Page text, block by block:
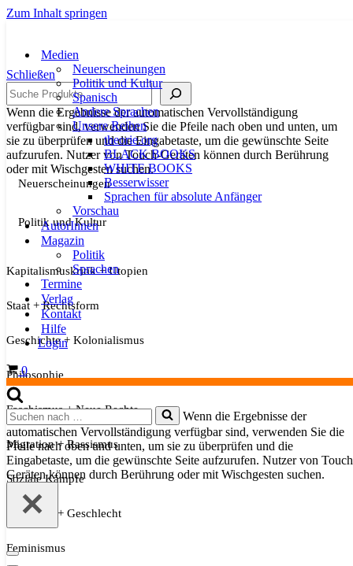
Zum Inhalt springen
Medien
Neuerscheinungen
Politik und Kultur
Spanisch
Andere Sprachen
Unsere Reihen
theorie.org
BLACK BOOKS
WHITE BOOKS
Besserwisser
Sprachen für absolute Anfänger
Vorschau
AutorInnen
Magazin
Politik
Sprachen
Termine
Verlag
Kontakt
Hilfe
Login
Warenkorb
0
Suchen
nach …
Wenn die Ergebnisse der
automatischen Vervollständigung verfügbar sind, verwenden Sie die
Pfeile nach oben und unten, um sie zu überprüfen und die
Eingabetaste, um die gewünschte Seite aufzurufen. Nutzer von
Geräten können durch Berührung oder mit Wischgesten suchen.
Navigationsmenü
Schließen
Suche
Wenn die Ergebnisse der automatischen Vervollständigung
verfügbar sind, verwenden Sie die Pfeile nach oben und unten, um
sie zu überprüfen und die Eingabetaste, um die gewünschte Seite
aufzurufen. Nutzer von Touch-Geräten können durch Berührung
oder mit Wischgesten suchen.
Neuerscheinungen
Politik und Kultur
Kapitalismuskritik + Utopien
Staat + Rechtsform
Geschichte + Kolonialismus
Philosophie
Faschismus + Neue Rechte
Migration + Rassismus
Soziale Kämpfe
Sexualität + Geschlecht
Feminismus